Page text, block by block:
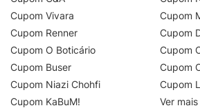
Cupom Vivara
Cupom Renner
Cupom O Boticário
Cupom Buser
Cupom Niazi Chohfi
Cupom KaBuM!
Cupom
Cupom
Cupom
Cupom
Cupom
Ver